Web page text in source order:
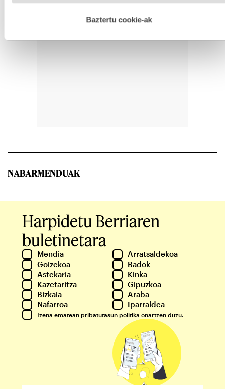
esplizitua ematen diguzu.Gehiago irakurri
Baztertu cookie-ak
NABARMENDUAK
Harpidetu Berriaren
buletinetara
Mendia
Arratsaldekoa
Goizekoa
Badok
Astekaria
Kinka
Kazetaritza
Gipuzkoa
Bizkaia
Araba
Nafarroa
Iparraldea
Izena ematean pribatutasun politika onartzen duzu.